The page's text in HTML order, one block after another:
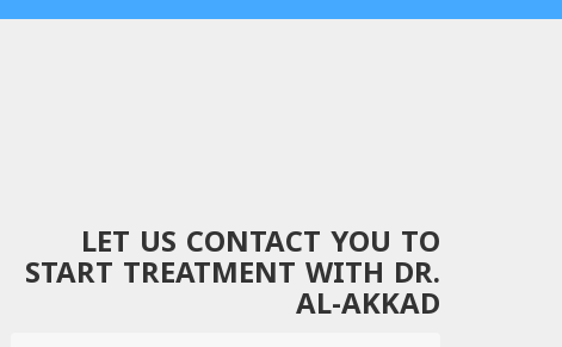
LET US CONTACT YOU TO
START TREATMENT WITH DR.
AL-AKKAD